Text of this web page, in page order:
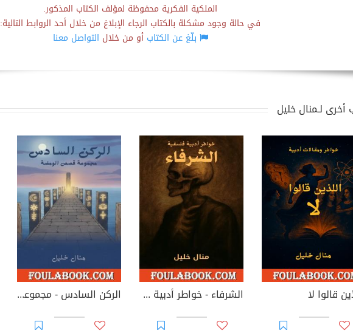
الملكية الفكرية محفوظة لمؤلف الكتاب المذكور.
في حالة وجود مشكلة بالكتاب الرجاء الإبلاغ من خلال أحد الروابط التالية:
بلّغ عن الكتابأو من خلال التواصل معنا
أخرى لـمنال خليل
قالوا لا الشرفاء - خواطر أدبية فلسفية الركن السادس - مجموعة قصص الومضة